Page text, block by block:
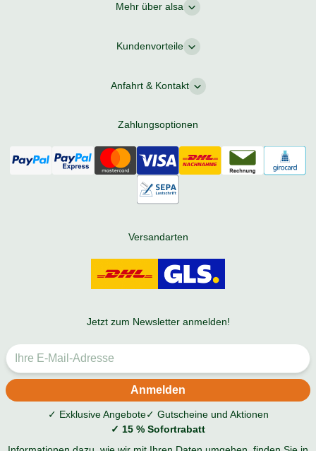
Mehr über alsa
Kundenvorteile
Anfahrt & Kontakt
Zahlungsoptionen
Versandarten
Jetzt zum Newsletter anmelden!
✓ Exklusive Angebote✓ Gutscheine und Aktionen
✓ 15 % Sofortrabatt